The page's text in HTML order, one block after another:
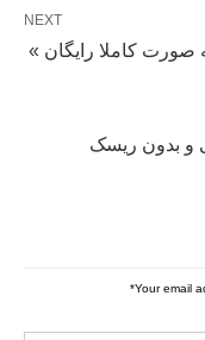
NEXT
صورت کاملا رایگان »
و بدون ریسک
Your email
*